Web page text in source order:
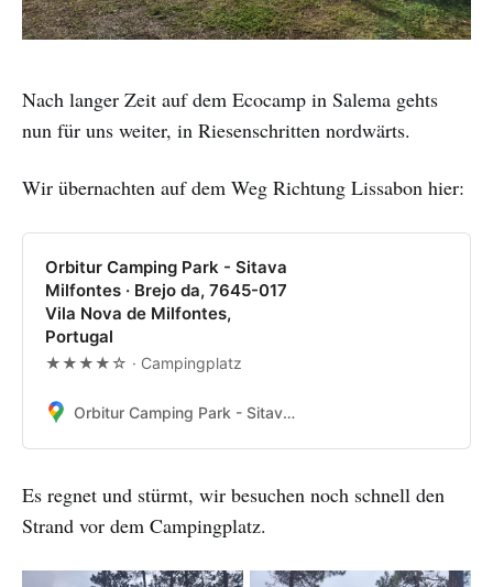
Nach langer Zeit auf dem Ecocamp in Salema gehts
nun für uns weiter, in Riesenschritten nordwärts.
Wir übernachten auf dem Weg Richtung Lissabon hier:
Orbitur Camping Park - Sitava
Milfontes · Brejo da, 7645-017
Vila Nova de Milfontes,
Portugal
★★★★☆ · Campingplatz
Orbitur Camping Park - Sitava Milfontes · Brejo da, 7645-017 Vila Nova de Milfontes, Portugal
Es regnet und stürmt, wir besuchen noch schnell den
Strand vor dem Campingplatz.